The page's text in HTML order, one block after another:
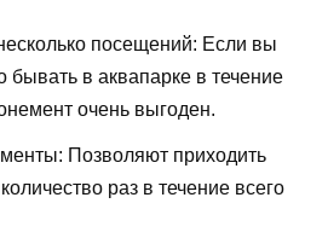
посещений: Если вы
бывать в аквапарке в течение
очень выгоден.
Позволяют приходить
раз в течение всего